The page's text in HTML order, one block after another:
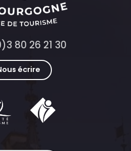
80 26 21 30
écrire